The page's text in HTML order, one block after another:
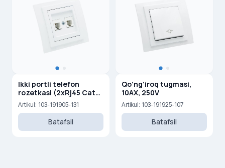
Ikki portli telefon
rozetkasi (2xRj45 Cat
3)
Artikul: 103-191905-131
Batafsil
Qo‘ng‘iroq tugmasi,
10AX, 250V
Artikul: 103-191925-107
Batafsil